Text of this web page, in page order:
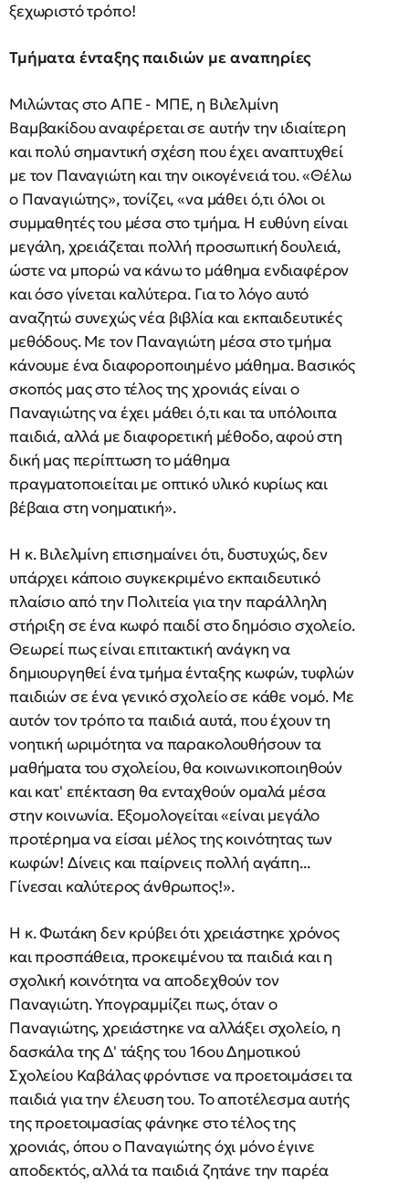
ξεχωριστό τρόπο!
Τμήματα ένταξης παιδιών με αναπηρίες
Μιλώντας στο ΑΠΕ - ΜΠΕ, η Βιλελμίνη
Βαμβακίδου αναφέρεται σε αυτήν την ιδιαίτερη
και πολύ σημαντική σχέση που έχει αναπτυχθεί
με τον Παναγιώτη και την οικογένειά του. «Θέλω
ο Παναγιώτης», τονίζει, «να μάθει ό,τι όλοι οι
συμμαθητές του μέσα στο τμήμα. Η ευθύνη είναι
μεγάλη, χρειάζεται πολλή προσωπική δουλειά,
ώστε να μπορώ να κάνω το μάθημα ενδιαφέρον
και όσο γίνεται καλύτερα. Για το λόγο αυτό
αναζητώ συνεχώς νέα βιβλία και εκπαιδευτικές
μεθόδους. Με τον Παναγιώτη μέσα στο τμήμα
κάνουμε ένα διαφοροποιημένο μάθημα. Βασικός
σκοπός μας στο τέλος της χρονιάς είναι ο
Παναγιώτης να έχει μάθει ό,τι και τα υπόλοιπα
παιδιά, αλλά με διαφορετική μέθοδο, αφού στη
δική μας περίπτωση το μάθημα
πραγματοποιείται με οπτικό υλικό κυρίως και
βέβαια στη νοηματική».
Η κ. Βιλελμίνη επισημαίνει ότι, δυστυχώς, δεν
υπάρχει κάποιο συγκεκριμένο εκπαιδευτικό
πλαίσιο από την Πολιτεία για την παράλληλη
στήριξη σε ένα κωφό παιδί στο δημόσιο σχολείο.
Θεωρεί πως είναι επιτακτική ανάγκη να
δημιουργηθεί ένα τμήμα ένταξης κωφών, τυφλών
παιδιών σε ένα γενικό σχολείο σε κάθε νομό. Με
αυτόν τον τρόπο τα παιδιά αυτά, που έχουν τη
νοητική ωριμότητα να παρακολουθήσουν τα
μαθήματα του σχολείου, θα κοινωνικοποιηθούν
και κατ' επέκταση θα ενταχθούν ομαλά μέσα
στην κοινωνία. Εξομολογείται «είναι μεγάλο
προτέρημα να είσαι μέλος της κοινότητας των
κωφών! Δίνεις και παίρνεις πολλή αγάπη...
Γίνεσαι καλύτερος άνθρωπος!».
Η κ. Φωτάκη δεν κρύβει ότι χρειάστηκε χρόνος
και προσπάθεια, προκειμένου τα παιδιά και η
σχολική κοινότητα να αποδεχθούν τον
Παναγιώτη. Υπογραμμίζει πως, όταν ο
Παναγιώτης, χρειάστηκε να αλλάξει σχολείο, η
δασκάλα της Δ' τάξης του 16ου Δημοτικού
Σχολείου Καβάλας φρόντισε να προετοιμάσει τα
παιδιά για την έλευση του. Το αποτέλεσμα αυτής
της προετοιμασίας φάνηκε στο τέλος της
χρονιάς, όπου ο Παναγιώτης όχι μόνο έγινε
αποδεκτός, αλλά τα παιδιά ζητάνε την παρέα